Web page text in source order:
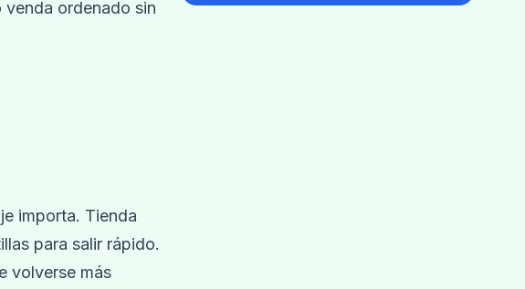
venda ordenado sin
importa. Tienda
para salir rápido.
volverse más